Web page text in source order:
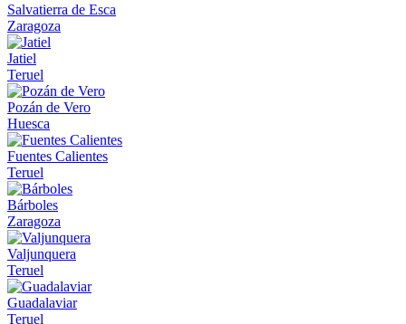
Salvatierra de Esca
Zaragoza
Jatiel
Teruel
Pozán de Vero
Huesca
Fuentes Calientes
Teruel
Bárboles
Zaragoza
Valjunquera
Teruel
Guadalaviar
Teruel